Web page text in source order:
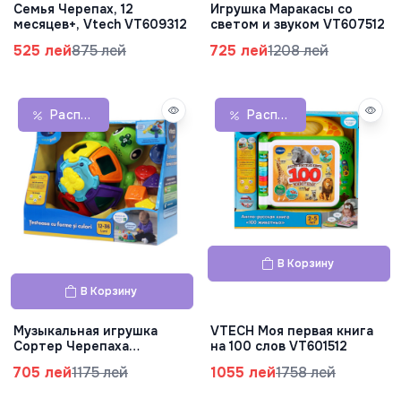
Семья Черепах, 12
месяцев+, Vtech VT609312
525 лей875 лей
Игрушка Маракасы со
светом и звуком VT607512
725 лей1208 лей
Распродажа
В Корзину
Музыкальная игрушка
Сортер Черепаха
705 лей1175 лей
Распродажа
В Корзину
VTECH Моя первая книга
на 100 слов VT601512
1055 лей1758 лей